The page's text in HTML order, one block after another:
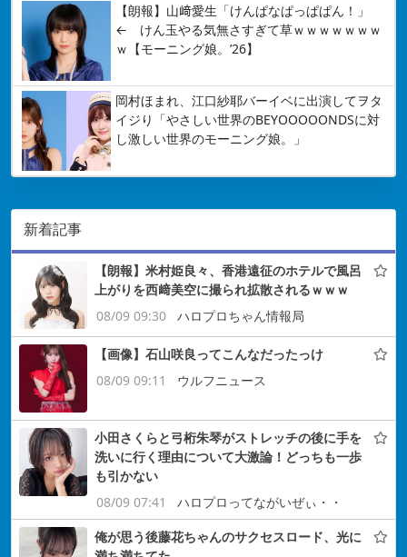
【朗報】山﨑愛生「けんぱなぱっぱぱん！」
← けん玉やる気無さすぎて草ｗｗｗｗｗｗｗ
ｗ【モーニング娘。’26】
岡村ほまれ、江口紗耶バーイベに出演してヲタ
イジり「やさしい世界のBEYOOOOONDSに対
し激しい世界のモーニング娘。」
新着記事
【朗報】米村姫良々、香港遠征のホテルで風呂
上がりを西﨑美空に撮られ拡散されるｗｗｗ
08/09 09:30
ハロプロちゃん情報局
【画像】石山咲良ってこんなだったっけ
08/09 09:11
ウルフニュース
小田さくらと弓桁朱琴がストレッチの後に手を
洗いに行く理由について大激論！どっちも一歩
も引かない
08/09 07:41
ハロプロってながいぜぃ・・
俺が思う後藤花ちゃんのサクセスロード、光に